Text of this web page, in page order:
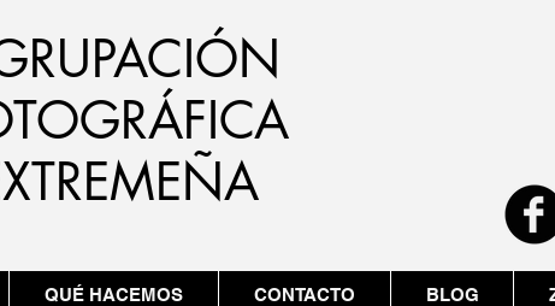
QUÉ HACEMOS CONTACTO BLOG